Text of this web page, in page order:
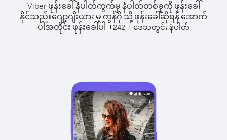
Viber ဖုန်းခေါ်နံပါတ်ကွက်မှ နံပါတ်တစ်ခုကို ဖုန်းခေါ်
နိုင်သည်။ဂျော့ဂျီးယား မှ ကွန်ဂို သို့ ဖုန်းခေါ်ဆိုရန် အောက်
ပါအတိုင်း ဖုန်းခေါ်ပါ-+242 + ဒေသတွင်း နံပါတ်